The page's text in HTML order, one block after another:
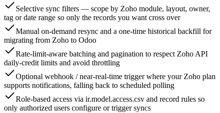
Selective sync filters — scope by Zoho module, layout, owner,
tag or date range so only the records you want cross over
Manual on-demand resync and a one-time historical backfill for
migrating from Zoho to Odoo
Rate-limit-aware batching and pagination to respect Zoho API
daily-credit limits and avoid throttling
Optional webhook / near-real-time trigger where your Zoho plan
supports notifications, falling back to scheduled polling
Role-based access via ir.model.access.csv and record rules so
only authorized users configure or trigger syncs